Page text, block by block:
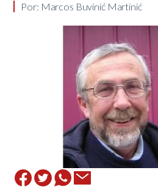
Por: Marcos Buvinić Martinić